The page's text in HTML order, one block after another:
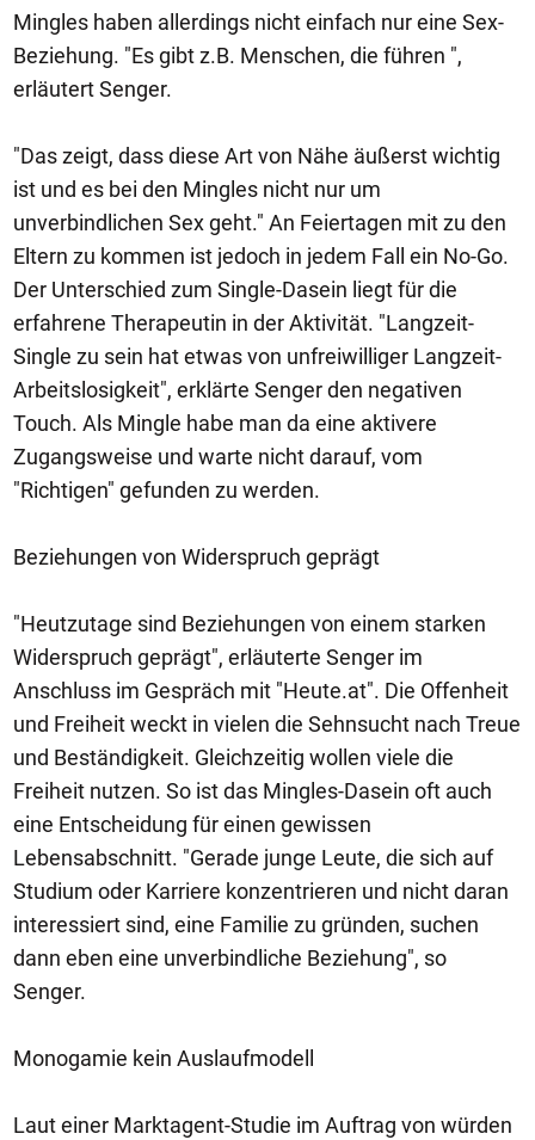
Mingles haben allerdings nicht einfach nur eine Sex-
Beziehung. "Es gibt z.B. Menschen, die führen ",
erläutert Senger.
"Das zeigt, dass diese Art von Nähe äußerst wichtig
ist und es bei den Mingles nicht nur um
unverbindlichen Sex geht." An Feiertagen mit zu den
Eltern zu kommen ist jedoch in jedem Fall ein No-Go.
Der Unterschied zum Single-Dasein liegt für die
erfahrene Therapeutin in der Aktivität. "Langzeit-
Single zu sein hat etwas von unfreiwilliger Langzeit-
Arbeitslosigkeit", erklärte Senger den negativen
Touch. Als Mingle habe man da eine aktivere
Zugangsweise und warte nicht darauf, vom
"Richtigen" gefunden zu werden.
Beziehungen von Widerspruch geprägt
"Heutzutage sind Beziehungen von einem starken
Widerspruch geprägt", erläuterte Senger im
Anschluss im Gespräch mit "Heute.at". Die Offenheit
und Freiheit weckt in vielen die Sehnsucht nach Treue
und Beständigkeit. Gleichzeitig wollen viele die
Freiheit nutzen. So ist das Mingles-Dasein oft auch
eine Entscheidung für einen gewissen
Lebensabschnitt. "Gerade junge Leute, die sich auf
Studium oder Karriere konzentrieren und nicht daran
interessiert sind, eine Familie zu gründen, suchen
dann eben eine unverbindliche Beziehung", so
Senger.
Monogamie kein Auslaufmodell
Laut einer Marktagent-Studie im Auftrag von würden